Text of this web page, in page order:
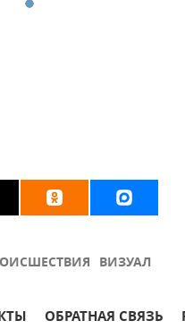
ВИЗУАЛ
ОБРАТНАЯ СВЯЗЬ